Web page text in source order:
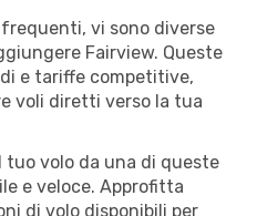
vi sono diverse
Fairview. Queste
e tariffe competitive,
voli diretti verso la tua
tuo volo da una di queste
e veloce. Approfitta
di volo disponibili per